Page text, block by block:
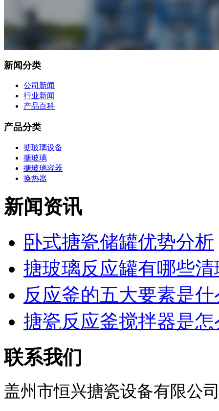
新闻分类
公司新闻
行业新闻
产品百科
产品分类
搪玻璃设备
搪玻璃
搪玻璃容器
换热器
新闻资讯
卧式搪瓷储罐优势分析
搪玻璃反应罐有哪些清
反应釜的五大要素是
搪瓷反应釜搅拌器是怎
联系我们
盖州市恒兴搪瓷设备有限公